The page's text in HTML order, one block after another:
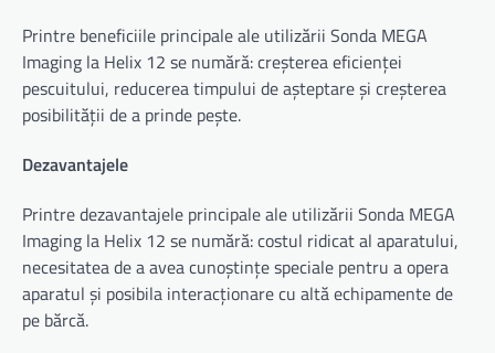
Printre beneficiile principale ale utilizării Sonda MEGA
Imaging la Helix 12 se numără: creșterea eficienței
pescuitului, reducerea timpului de așteptare și creșterea
posibilității de a prinde pește.
Dezavantajele
Printre dezavantajele principale ale utilizării Sonda MEGA
Imaging la Helix 12 se numără: costul ridicat al aparatului,
necesitatea de a avea cunoștințe speciale pentru a opera
aparatul și posibila interacționare cu altă echipamente de
pe bărcă.